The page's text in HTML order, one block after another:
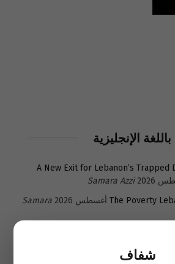
الإنجليزية
A New Exit for Lebanon’s
Samara Azzi
The Poverty
Samara
Türkiye seeks post-UNIFIL role as
شفاف